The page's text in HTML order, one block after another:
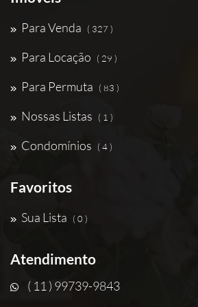
Para Venda ( 327 )
Para Locação ( 29 )
Para Permuta ( 83 )
Nossas Listas ( 1 )
Condomínios ( 4 )
Favoritos
Sua Lista ( 0 )
Atendimento
( 11 ) 99739-9843